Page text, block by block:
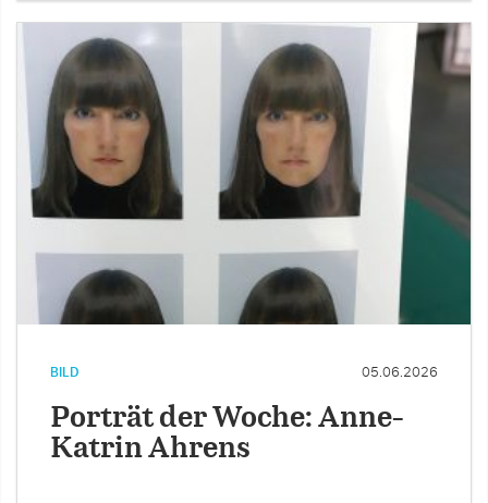
BILD 05.06.2026
Porträt der Woche: Anne-
Katrin Ahrens